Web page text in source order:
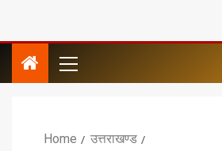
Home
उत्तराखण्ड